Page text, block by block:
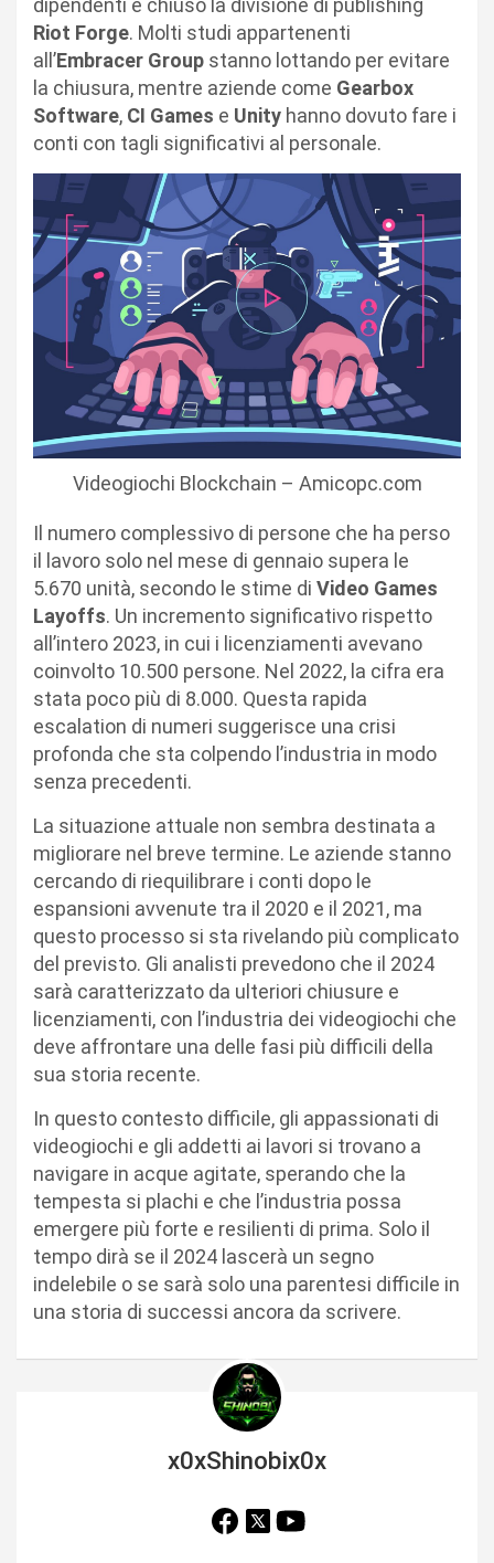
dipendenti e chiuso la divisione di publishing
Riot Forge. Molti studi appartenenti
all’Embracer Group stanno lottando per evitare
la chiusura, mentre aziende come Gearbox
Software, CI Games e Unity hanno dovuto fare i
conti con tagli significativi al personale.
Videogiochi Blockchain – Amicopc.com
Il numero complessivo di persone che ha perso
il lavoro solo nel mese di gennaio supera le
5.670 unità, secondo le stime di Video Games
Layoffs. Un incremento significativo rispetto
all’intero 2023, in cui i licenziamenti avevano
coinvolto 10.500 persone. Nel 2022, la cifra era
stata poco più di 8.000. Questa rapida
escalation di numeri suggerisce una crisi
profonda che sta colpendo l’industria in modo
senza precedenti.
La situazione attuale non sembra destinata a
migliorare nel breve termine. Le aziende stanno
cercando di riequilibrare i conti dopo le
espansioni avvenute tra il 2020 e il 2021, ma
questo processo si sta rivelando più complicato
del previsto. Gli analisti prevedono che il 2024
sarà caratterizzato da ulteriori chiusure e
licenziamenti, con l’industria dei videogiochi che
deve affrontare una delle fasi più difficili della
sua storia recente.
In questo contesto difficile, gli appassionati di
videogiochi e gli addetti ai lavori si trovano a
navigare in acque agitate, sperando che la
tempesta si plachi e che l’industria possa
emergere più forte e resilienti di prima. Solo il
tempo dirà se il 2024 lascerà un segno
indelebile o se sarà solo una parentesi difficile in
una storia di successi ancora da scrivere.
x0xShinobix0x